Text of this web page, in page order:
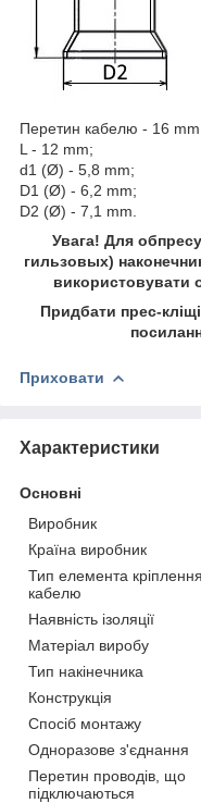
Перетин кабелю - 16
L - 12 mm;
d1 (Ø) - 5,8 mm;
D1 (Ø) - 6,2 mm;
D2 (Ø) - 7,1 mm.
Увага! Для
гильзовых)
використовувати
Придбати прес-
Приховати
Характеристики
Основні
Виробник
Країна виробник
Тип елемента кріплення
кабелю
Наявність ізоляції
Матеріал виробу
Тип накінечника
Конструкція
Спосіб монтажу
Одноразове з'єднання
Перетин проводів, що
підключаються